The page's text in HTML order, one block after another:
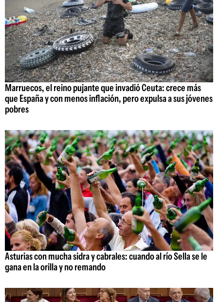
Marruecos, el reino pujante que invadió Ceuta: crece más
que España y con menos inflación, pero expulsa a sus jóvenes
pobres
Asturias con mucha sidra y cabrales: cuando al río Sella se le
gana en la orilla y no remando